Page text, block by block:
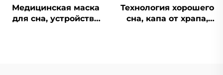
Медицинская маска
для сна, устройство
Технология хорошего
сна, капа от храпа,